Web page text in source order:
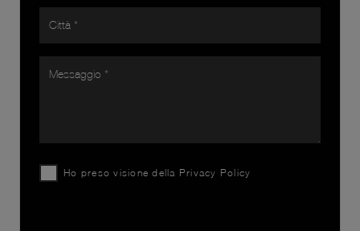
Ho preso visione della Privacy Policy